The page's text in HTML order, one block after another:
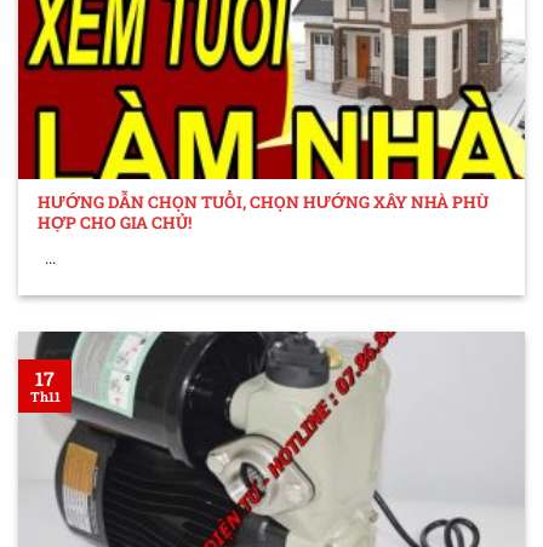
HƯỚNG DẪN CHỌN TUỔI, CHỌN HƯỚNG XÂY NHÀ PHÙ
HỢP CHO GIA CHỦ!
...
17
Th11